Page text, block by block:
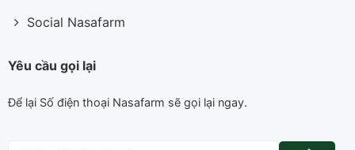
Social Nasafarm
Yêu cầu gọi lại
Để lại Số điện thoại Nasafarm sẽ gọi lại ngay.